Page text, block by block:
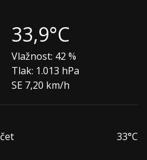
33,9°C
Vlažnost: 42 %
Tlak: 1.013 hPa
SE 7,20 km/h
čet 33°C